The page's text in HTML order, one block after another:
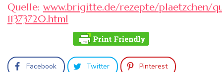
Quelle: www.brigitte.de/rezepte/plaetzchen/
11373720.html
Facebook Twitter Pinterest